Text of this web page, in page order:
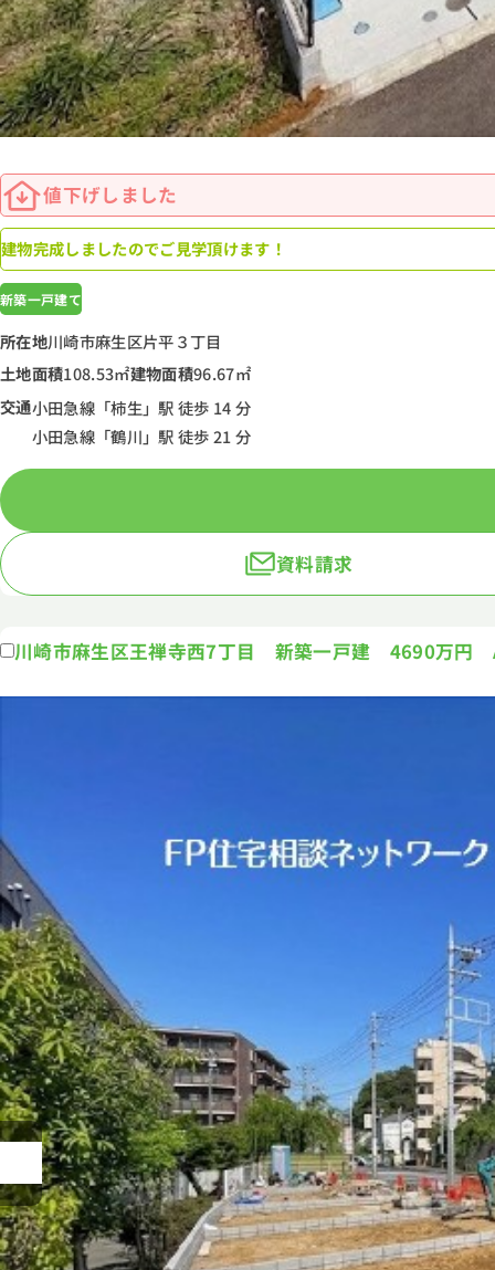
値下げしました
建物完成しましたのでご見学頂けます！
新築一戸建て
所在地川崎市麻生区片平３丁目
土地面積108.53㎡建物面積96.67㎡
交通小田急線「柿生」駅 徒歩 14 分
小田急線「鶴川」駅 徒歩 21 分
資料請求
川崎市麻生区王禅寺西7丁目 新築一戸建 4690万円